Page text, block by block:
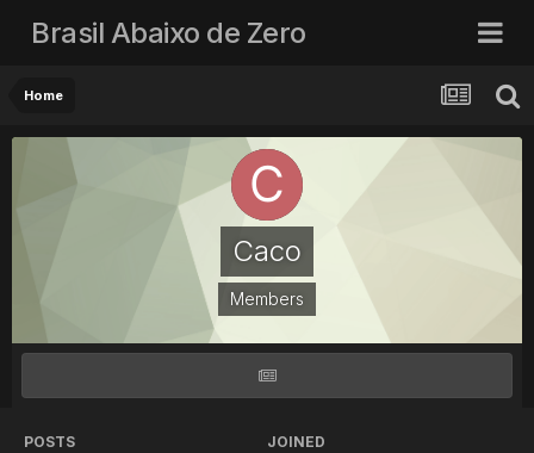
Brasil Abaixo de Zero
Home
Caco
Members
POSTS JOINED